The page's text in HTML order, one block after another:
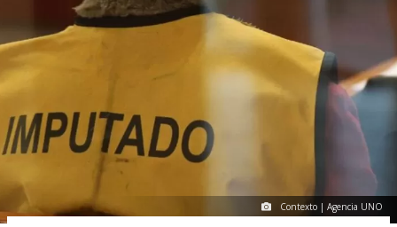
Contexto | Agencia UNO